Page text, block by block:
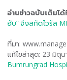
อ่านข่าวฉบับเต็มได้
ฮับ” จึงสกัดไวรัส
ที่มา:
แก้ไขล่าสุด: 23 มิถุน
Bumrungrad